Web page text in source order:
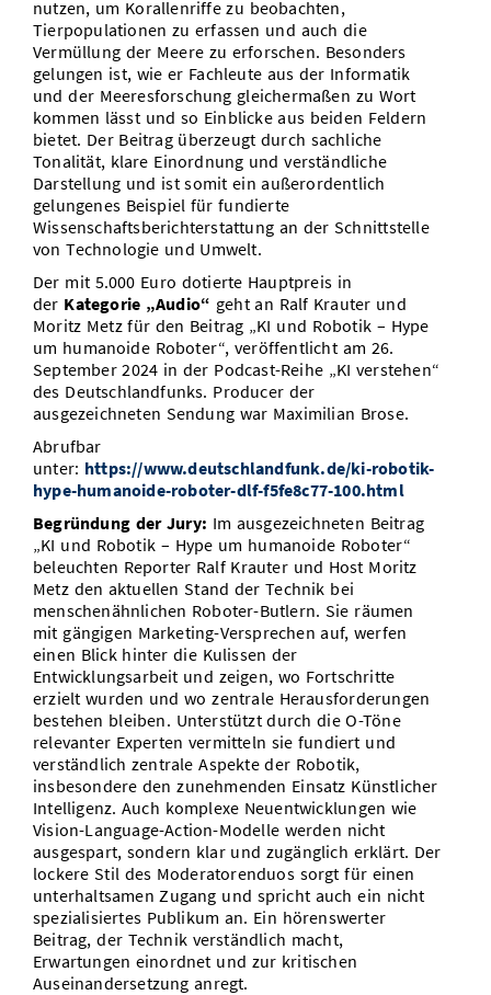
nutzen, um Korallenriffe zu beobachten,
Tierpopulationen zu erfassen und auch die
Vermüllung der Meere zu erforschen. Besonders
gelungen ist, wie er Fachleute aus der Informatik
und der Meeresforschung gleichermaßen zu Wort
kommen lässt und so Einblicke aus beiden Feldern
bietet. Der Beitrag überzeugt durch sachliche
Tonalität, klare Einordnung und verständliche
Darstellung und ist somit ein außerordentlich
gelungenes Beispiel für fundierte
Wissenschaftsberichterstattung an der Schnittstelle
von Technologie und Umwelt.
Der mit 5.000 Euro dotierte Hauptpreis in
der Kategorie „Audio“ geht an Ralf Krauter und
Moritz Metz für den Beitrag „KI und Robotik – Hype
um humanoide Roboter“, veröffentlicht am 26.
September 2024 in der Podcast-Reihe „KI verstehen“
des Deutschlandfunks. Producer der
ausgezeichneten Sendung war Maximilian Brose.
Abrufbar
unter: https://www.deutschlandfunk.de/ki-robotik-
hype-humanoide-roboter-dlf-f5fe8c77-100.html
Begründung der Jury: Im ausgezeichneten Beitrag
„KI und Robotik – Hype um humanoide Roboter“
beleuchten Reporter Ralf Krauter und Host Moritz
Metz den aktuellen Stand der Technik bei
menschenähnlichen Roboter-Butlern. Sie räumen
mit gängigen Marketing-Versprechen auf, werfen
einen Blick hinter die Kulissen der
Entwicklungsarbeit und zeigen, wo Fortschritte
erzielt wurden und wo zentrale Herausforderungen
bestehen bleiben. Unterstützt durch die O-Töne
relevanter Experten vermitteln sie fundiert und
verständlich zentrale Aspekte der Robotik,
insbesondere den zunehmenden Einsatz Künstlicher
Intelligenz. Auch komplexe Neuentwicklungen wie
Vision-Language-Action-Modelle werden nicht
ausgespart, sondern klar und zugänglich erklärt. Der
lockere Stil des Moderatorenduos sorgt für einen
unterhaltsamen Zugang und spricht auch ein nicht
spezialisiertes Publikum an. Ein hörenswerter
Beitrag, der Technik verständlich macht,
Erwartungen einordnet und zur kritischen
Auseinandersetzung anregt.